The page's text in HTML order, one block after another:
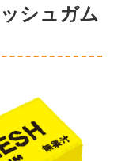
シュガム